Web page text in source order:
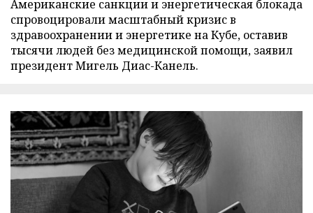
Американские санкции и энергетическая блокада
спровоцировали масштабный кризис в
здравоохранении и энергетике на Кубе, оставив
тысячи людей без медицинской помощи, заявил
президент Мигель Диас-Канель.